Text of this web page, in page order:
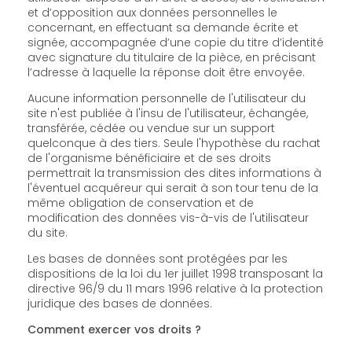
et d’opposition aux données personnelles le
concernant, en effectuant sa demande écrite et
signée, accompagnée d’une copie du titre d’identité
avec signature du titulaire de la pièce, en précisant
l’adresse à laquelle la réponse doit être envoyée.
Aucune information personnelle de l'utilisateur du
site n'est publiée à l'insu de l'utilisateur, échangée,
transférée, cédée ou vendue sur un support
quelconque à des tiers. Seule l'hypothèse du rachat
de l'organisme bénéficiaire et de ses droits
permettrait la transmission des dites informations à
l'éventuel acquéreur qui serait à son tour tenu de la
même obligation de conservation et de
modification des données vis-à-vis de l'utilisateur
du site.
Les bases de données sont protégées par les
dispositions de la loi du 1er juillet 1998 transposant la
directive 96/9 du 11 mars 1996 relative à la protection
juridique des bases de données.
Comment exercer vos droits ?